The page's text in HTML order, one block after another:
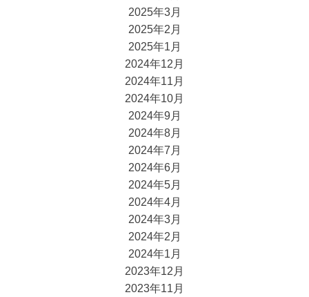
2025年3月
2025年2月
2025年1月
2024年12月
2024年11月
2024年10月
2024年9月
2024年8月
2024年7月
2024年6月
2024年5月
2024年4月
2024年3月
2024年2月
2024年1月
2023年12月
2023年11月